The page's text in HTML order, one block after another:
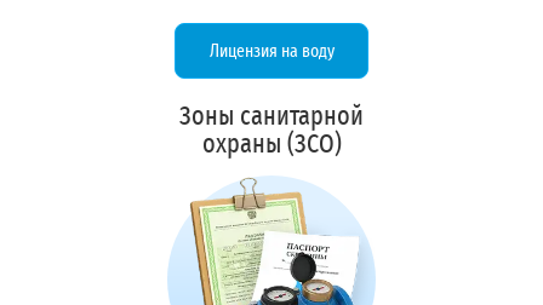
скважины и получаем лицензию на
добычу подземных вод. Обеспечиваем
Лицензия на воду
Зоны санитарной
охраны (ЗСО)